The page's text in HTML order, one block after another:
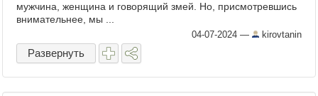
мужчина, женщина и говорящий змей. Но, присмотревшись
внимательнее, мы ...
04-07-2024 — kirovtanin
Развернуть